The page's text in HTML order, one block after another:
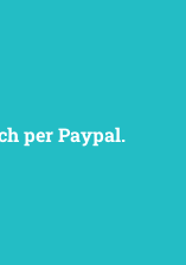
per Paypal.